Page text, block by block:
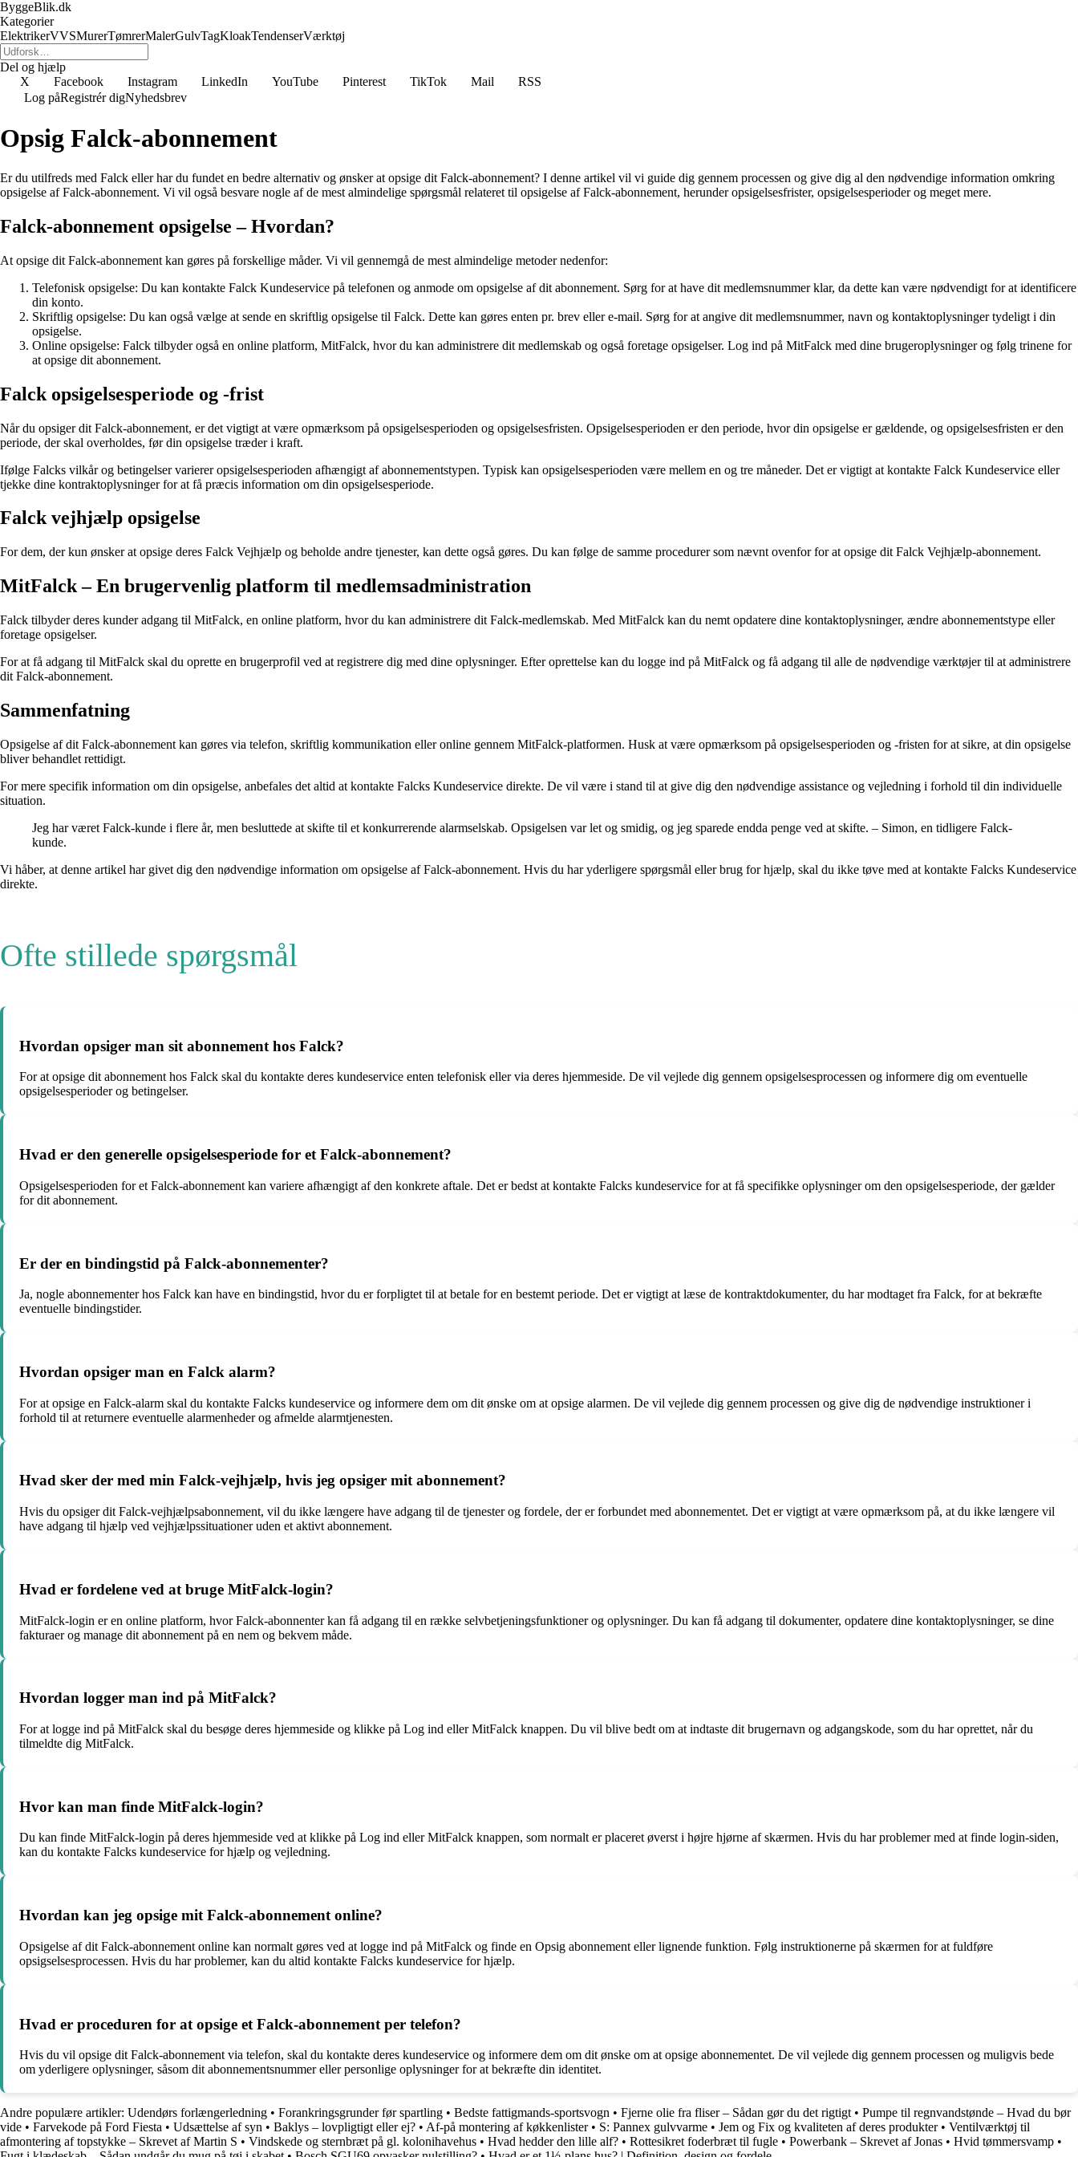
ByggeBlik.dk
Kategorier
ElektrikerVVSMurerTømrerMalerGulvTagKloakTendenserVærktøj
Del og hjælp
X
Facebook Instagram LinkedIn YouTube Pinterest TikTok Mail
RSS
Log påRegistrér digNyhedsbrev
Opsig Falck-abonnement
Er du utilfreds med Falck eller har du fundet en bedre alternativ og ønsker at opsige dit Falck-abonnement? I denne artikel vil vi guide dig gennem processen og give dig al den nødvendige information omkring
opsigelse af Falck-abonnement. Vi vil også besvare nogle af de mest almindelige spørgsmål relateret til opsigelse af Falck-abonnement, herunder opsigelsesfrister, opsigelsesperioder og meget mere.
Falck-abonnement opsigelse – Hvordan?
At opsige dit Falck-abonnement kan gøres på forskellige måder. Vi vil gennemgå de mest almindelige metoder nedenfor:
Telefonisk opsigelse: Du kan kontakte Falck Kundeservice på telefonen og anmode om opsigelse af dit abonnement. Sørg for at have dit medlemsnummer klar, da dette kan være nødvendigt for at identificere
din konto.
Skriftlig opsigelse: Du kan også vælge at sende en skriftlig opsigelse til Falck. Dette kan gøres enten pr. brev eller e-mail. Sørg for at angive dit medlemsnummer, navn og kontaktoplysninger tydeligt i din
opsigelse.
Online opsigelse: Falck tilbyder også en online platform, MitFalck, hvor du kan administrere dit medlemskab og også foretage opsigelser. Log ind på MitFalck med dine brugeroplysninger og følg trinene for
at opsige dit abonnement.
Falck opsigelsesperiode og -frist
Når du opsiger dit Falck-abonnement, er det vigtigt at være opmærksom på opsigelsesperioden og opsigelsesfristen. Opsigelsesperioden er den periode, hvor din opsigelse er gældende, og opsigelsesfristen er den
periode, der skal overholdes, før din opsigelse træder i kraft.
Ifølge Falcks vilkår og betingelser varierer opsigelsesperioden afhængigt af abonnementstypen. Typisk kan opsigelsesperioden være mellem en og tre måneder. Det er vigtigt at kontakte Falck Kundeservice eller
tjekke dine kontraktoplysninger for at få præcis information om din opsigelsesperiode.
Falck vejhjælp opsigelse
For dem, der kun ønsker at opsige deres Falck Vejhjælp og beholde andre tjenester, kan dette også gøres. Du kan følge de samme procedurer som nævnt ovenfor for at opsige dit Falck Vejhjælp-abonnement.
MitFalck – En brugervenlig platform til medlemsadministration
Falck tilbyder deres kunder adgang til MitFalck, en online platform, hvor du kan administrere dit Falck-medlemskab. Med MitFalck kan du nemt opdatere dine kontaktoplysninger, ændre abonnementstype eller
foretage opsigelser.
For at få adgang til MitFalck skal du oprette en brugerprofil ved at registrere dig med dine oplysninger. Efter oprettelse kan du logge ind på MitFalck og få adgang til alle de nødvendige værktøjer til at administrere
dit Falck-abonnement.
Sammenfatning
Opsigelse af dit Falck-abonnement kan gøres via telefon, skriftlig kommunikation eller online gennem MitFalck-platformen. Husk at være opmærksom på opsigelsesperioden og -fristen for at sikre, at din opsigelse
bliver behandlet rettidigt.
For mere specifik information om din opsigelse, anbefales det altid at kontakte Falcks Kundeservice direkte. De vil være i stand til at give dig den nødvendige assistance og vejledning i forhold til din individuelle
situation.
Jeg har været Falck-kunde i flere år, men besluttede at skifte til et konkurrerende alarmselskab. Opsigelsen var let og smidig, og jeg sparede endda penge ved at skifte. – Simon, en tidligere Falck-
kunde.
Vi håber, at denne artikel har givet dig den nødvendige information om opsigelse af Falck-abonnement. Hvis du har yderligere spørgsmål eller brug for hjælp, skal du ikke tøve med at kontakte Falcks Kundeservice
direkte.
Ofte stillede spørgsmål
Hvordan opsiger man sit abonnement hos Falck?
For at opsige dit abonnement hos Falck skal du kontakte deres kundeservice enten telefonisk eller via deres hjemmeside. De vil vejlede dig gennem opsigelsesprocessen og informere dig om eventuelle
opsigelsesperioder og betingelser.
Hvad er den generelle opsigelsesperiode for et Falck-abonnement?
Opsigelsesperioden for et Falck-abonnement kan variere afhængigt af den konkrete aftale. Det er bedst at kontakte Falcks kundeservice for at få specifikke oplysninger om den opsigelsesperiode, der gælder
for dit abonnement.
Er der en bindingstid på Falck-abonnementer?
Ja, nogle abonnementer hos Falck kan have en bindingstid, hvor du er forpligtet til at betale for en bestemt periode. Det er vigtigt at læse de kontraktdokumenter, du har modtaget fra Falck, for at bekræfte
eventuelle bindingstider.
Hvordan opsiger man en Falck alarm?
For at opsige en Falck-alarm skal du kontakte Falcks kundeservice og informere dem om dit ønske om at opsige alarmen. De vil vejlede dig gennem processen og give dig de nødvendige instruktioner i
forhold til at returnere eventuelle alarmenheder og afmelde alarmtjenesten.
Hvad sker der med min Falck-vejhjælp, hvis jeg opsiger mit abonnement?
Hvis du opsiger dit Falck-vejhjælpsabonnement, vil du ikke længere have adgang til de tjenester og fordele, der er forbundet med abonnementet. Det er vigtigt at være opmærksom på, at du ikke længere vil
have adgang til hjælp ved vejhjælpssituationer uden et aktivt abonnement.
Hvad er fordelene ved at bruge MitFalck-login?
MitFalck-login er en online platform, hvor Falck-abonnenter kan få adgang til en række selvbetjeningsfunktioner og oplysninger. Du kan få adgang til dokumenter, opdatere dine kontaktoplysninger, se dine
fakturaer og manage dit abonnement på en nem og bekvem måde.
Hvordan logger man ind på MitFalck?
For at logge ind på MitFalck skal du besøge deres hjemmeside og klikke på Log ind eller MitFalck knappen. Du vil blive bedt om at indtaste dit brugernavn og adgangskode, som du har oprettet, når du
tilmeldte dig MitFalck.
Hvor kan man finde MitFalck-login?
Du kan finde MitFalck-login på deres hjemmeside ved at klikke på Log ind eller MitFalck knappen, som normalt er placeret øverst i højre hjørne af skærmen. Hvis du har problemer med at finde login-siden,
kan du kontakte Falcks kundeservice for hjælp og vejledning.
Hvordan kan jeg opsige mit Falck-abonnement online?
Opsigelse af dit Falck-abonnement online kan normalt gøres ved at logge ind på MitFalck og finde en Opsig abonnement eller lignende funktion. Følg instruktionerne på skærmen for at fuldføre
opsigselsesprocessen. Hvis du har problemer, kan du altid kontakte Falcks kundeservice for hjælp.
Hvad er proceduren for at opsige et Falck-abonnement per telefon?
Hvis du vil opsige dit Falck-abonnement via telefon, skal du kontakte deres kundeservice og informere dem om dit ønske om at opsige abonnementet. De vil vejlede dig gennem processen og muligvis bede
om yderligere oplysninger, såsom dit abonnementsnummer eller personlige oplysninger for at bekræfte din identitet.
Andre populære artikler: Udendørs forlængerledning • Forankringsgrunder før spartling • Bedste fattigmands-sportsvogn • Fjerne olie fra fliser – Sådan gør du det rigtigt • Pumpe til regnvandstønde – Hvad du bør
vide • Farvekode på Ford Fiesta • Udsættelse af syn • Baklys – lovpligtigt eller ej? • Af-på montering af køkkenlister• S: Pannex gulvvarme • Jem og Fix og kvaliteten af deres produkter• Ventilværktøj til
afmontering af topstykke – Skrevet af Martin S • Vindskede og sternbræt på gl. kolonihavehus • Hvad hedder den lille alf? • Rottesikret foderbræt til fugle • Powerbank – Skrevet af Jonas • Hvid tømmersvamp •